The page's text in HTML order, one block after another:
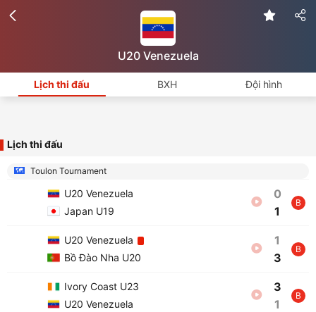
U20 Venezuela
Lịch thi đấu BXH Đội hình
Lịch thi đấu
Toulon Tournament
U20 Venezuela
Japan U19
0
1
B
U20 Venezuela
Bồ Đào Nha U20
1
3
B
Ivory Coast U23
U20 Venezuela
3
1
B